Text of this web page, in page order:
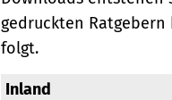
gedruckten
folgt.
Inland